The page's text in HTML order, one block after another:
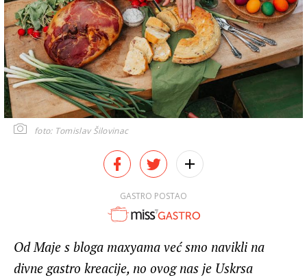
foto: Tomislav Šilovinac
GASTRO POSTAO
Od Maje s bloga maxyama već smo navikli na
divne gastro kreacije, no ovog nas je Uskrsa